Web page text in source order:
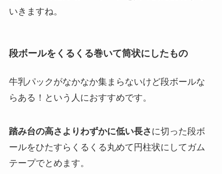
いきますね。
段ボールをくるくる巻いて筒状にしたもの
牛乳パックがなかなか集まらないけど段ボールな
らある！という人におすすめです。
踏み台の高さよりわずかに低い長さ に切った段ボ
ールをひたすらくるくる丸めて円柱状にしてガム
テープでとめます。